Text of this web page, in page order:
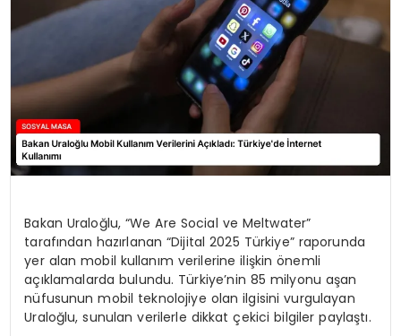
Bakan Uraloğlu, “We Are Social ve Meltwater”
tarafından hazırlanan “Dijital 2025 Türkiye” raporunda
yer alan mobil kullanım verilerine ilişkin önemli
açıklamalarda bulundu. Türkiye’nin 85 milyonu aşan
nüfusunun mobil teknolojiye olan ilgisini vurgulayan
Uraloğlu, sunulan verilerle dikkat çekici bilgiler paylaştı.